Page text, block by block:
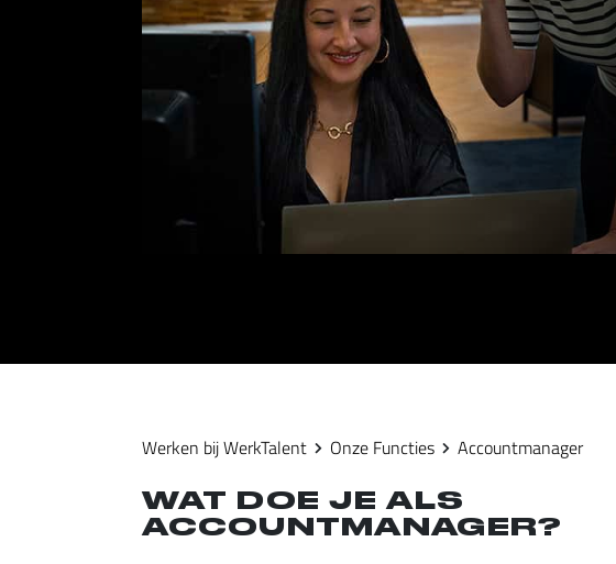
Werken bij WerkTalent Onze Functies Accountmanager
WAT DOE JE ALS
ACCOUNTMANAGER?